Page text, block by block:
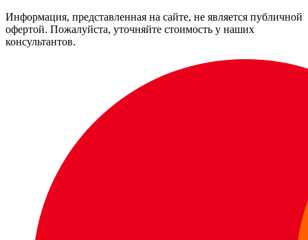
Информация, представленная на сайте, не является публичной
офертой. Пожалуйста, уточняйте стоимость у наших
консультантов.